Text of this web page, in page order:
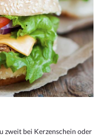
zweit bei Kerzenschein oder